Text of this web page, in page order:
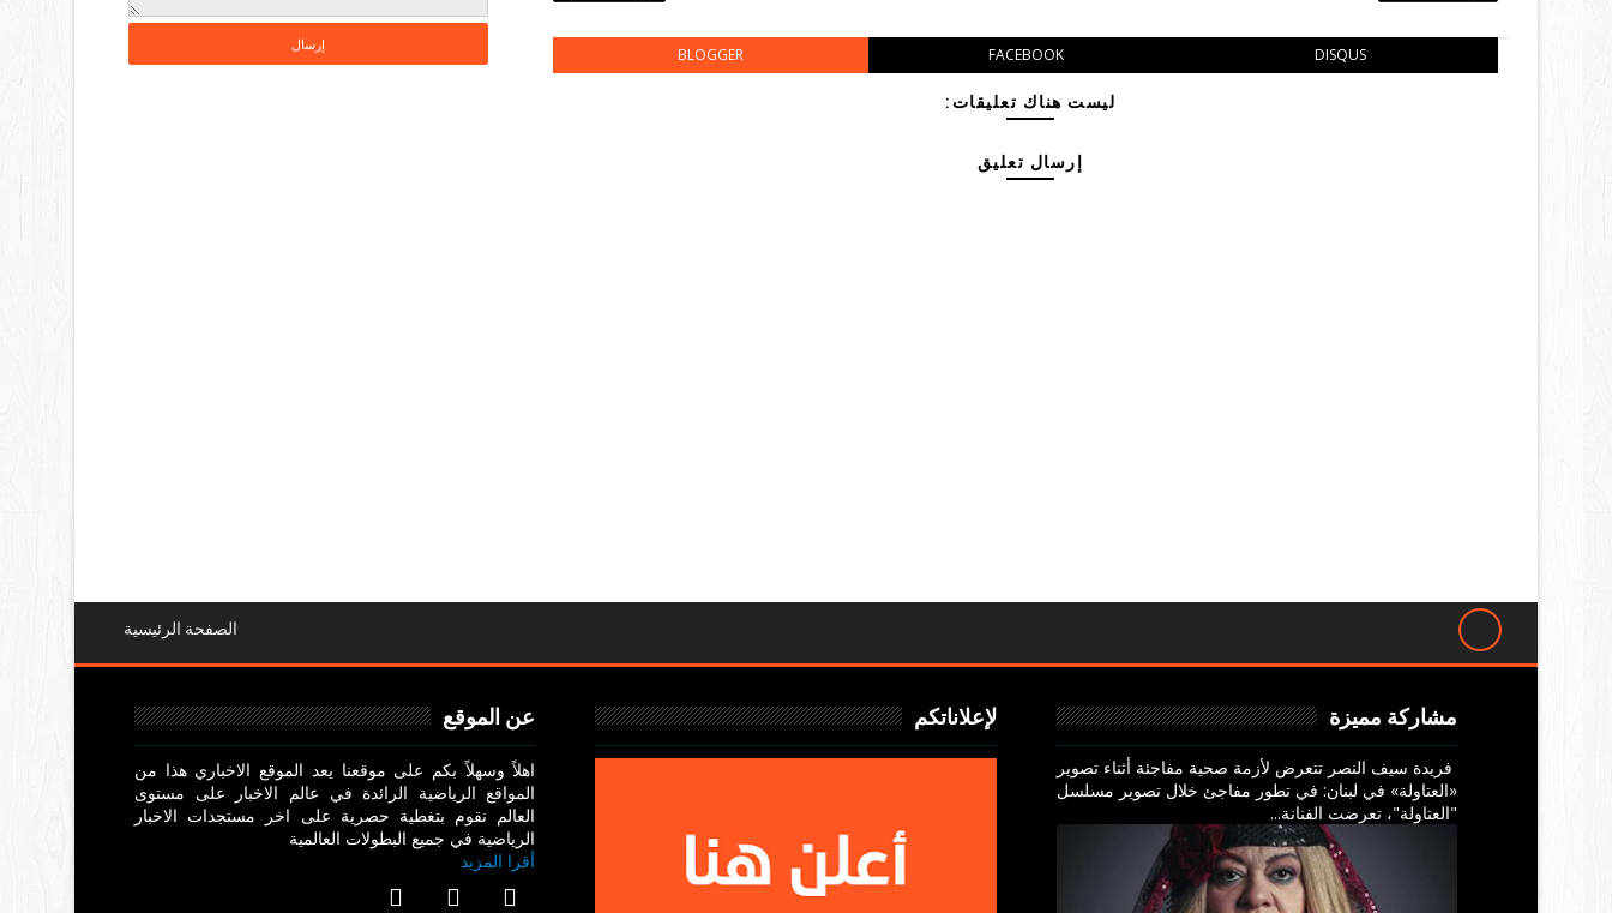
BLOGGER FACEBOOK DISQUS
ليست هناك تعليقات:
إرسال تعليق
الصفحة الرئيسية
عن الموقع
اهلاً وسهلاً بكم على موقعنا يعد الموقع الاخباري هذا من
المواقع الرياضية الرائدة في عالم الاخبار على مستوى
العالم نقوم بتغطية حصرية على اخر مستجدات الاخبار
الرياضية في جميع البطولات العالمية
أقرا المزيد
لإعلاناتكم مشاركة مميزة
فريدة سيف النصر تتعرض لأزمة صحية مفاجئة أثناء تصوير
«العتاولة» في لبنان: في تطور مفاجئ خلال تصوير مسلسل
"العتاولة"، تعرضت الفنانة...